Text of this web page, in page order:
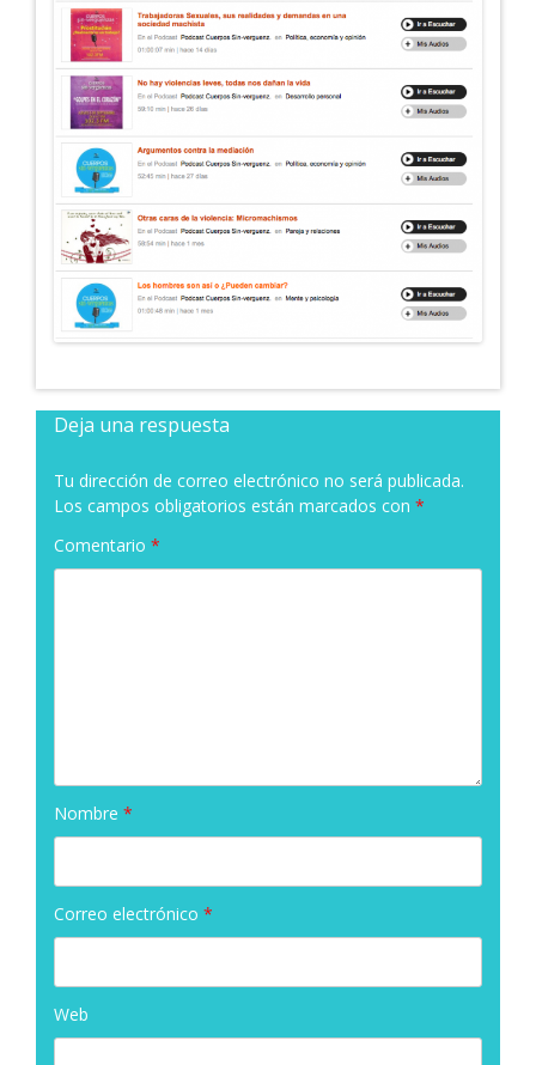
Deja una respuesta
Tu dirección de correo electrónico no será publicada.
Los campos obligatorios están marcados con *
Comentario *
Nombre *
Correo electrónico *
Web